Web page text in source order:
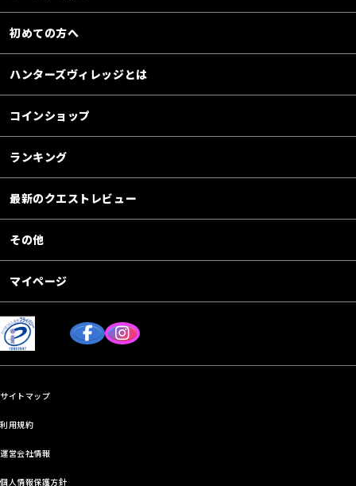
初めての方へ
ハンターズヴィレッジとは
コインショップ
ランキング
最新のクエストレビュー
その他
マイページ
サイトマップ
利用規約
運営会社情報
個人情報保護方針